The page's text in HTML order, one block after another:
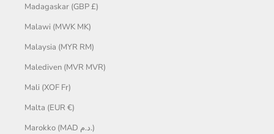
Madagaskar (GBP £)
Malawi (MWK MK)
Malaysia (MYR RM)
Malediven (MVR MVR)
Mali (XOF Fr)
Malta (EUR €)
Marokko (MAD د.م.)